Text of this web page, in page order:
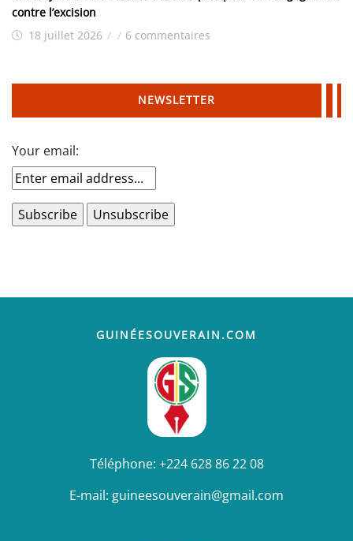
contre l’excision
18 juillet 2026 / / 6 commentaires
NEWSLETTER
Your email:
GUINÉESOUVERAIN.COM
Téléphone: +224 628 86 22 08
E-mail: guineesouverain@gmail.com